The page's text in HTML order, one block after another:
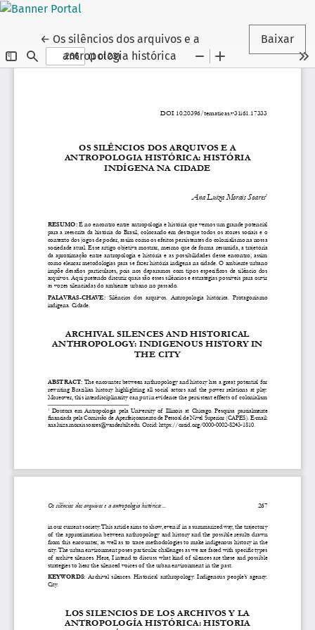
← Voltar aos Detalhes do Artigo
Os silêncios dos arquivos e a
antropologia histórica
Baixar